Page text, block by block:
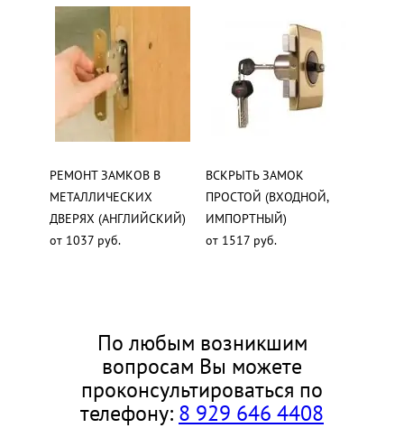
РЕМОНТ ЗАМКОВ В
МЕТАЛЛИЧЕСКИХ
ДВЕРЯХ (АНГЛИЙСКИЙ)
от 1037 руб.
ВСКРЫТЬ ЗАМОК
ПРОСТОЙ (ВХОДНОЙ,
ИМПОРТНЫЙ)
от 1517 руб.
По любым возникшим
вопросам Вы можете
проконсультироваться по
телефону: 8 929 646 4408